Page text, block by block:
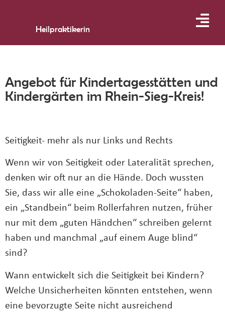
Heilpraktikerin
Angebot für Kindertagesstätten und
Kindergärten im Rhein-Sieg-Kreis!
Donnerstag, 7. November 2024
15:00 – 17:15 Uhr
Heilpraktikerin
Kursort: Städt. FamZ. Willy-Brandt-Platz Willy-
Seitigkeit- mehr als nur Links und Rechts
Wenn wir von Seitigkeit oder Lateralität sprechen,
denken wir oft nur an die Hände. Doch wussten
Sie, dass wir alle eine „Schokoladen-Seite“ haben,
ein „Standbein“ beim Rollerfahren nutzen, früher
nur mit dem „guten Händchen“ schreiben gelernt
haben und manchmal „auf einem Auge blind“
sind?
Wann entwickelt sich die Seitigkeit bei Kindern?
Welche Unsicherheiten könnten entstehen, wenn
eine bevorzugte Seite nicht ausreichend